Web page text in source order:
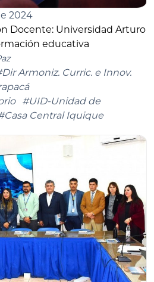
2024
Docente: Universidad Arturo
educativa
Armoniz. Curric. e Innov.
#UID-Unidad de
Central Iquique